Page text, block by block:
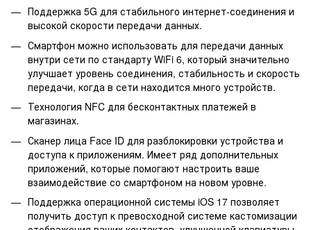
Поддержка 5G для стабильного интернет-соединения и
высокой скорости передачи данных.
Смартфон можно использовать для передачи данных
внутри сети по стандарту WiFi 6, который значительно
улучшает уровень соединения, стабильность и скорость
передачи, когда в сети находится много устройств.
Технология NFC для бесконтактных платежей в
магазинах.
Сканер лица Face ID для разблокировки устройства и
доступа к приложениям. Имеет ряд дополнительных
приложений, которые помогают настроить ваше
взаимодействие со смартфоном на новом уровне.
Поддержка операционной системы iOS 17 позволяет
получить доступ к превосходной системе кастомизации